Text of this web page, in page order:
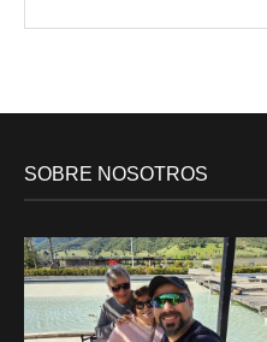
SOBRE NOSOTROS